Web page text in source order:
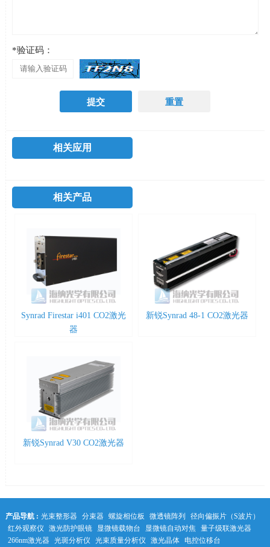
*验证码：
相关应用
相关产品
Synrad Firestar i401 CO2激光
器
新锐Synrad 48-1 CO2激光器
新锐Synrad V30 CO2激光器
产品导航 : 光束整形器 分束器 螺旋相位板 微透镜阵列
径向偏振片（S波片）
红外观察仪
激光防护眼镜 显微镜载物台 显微镜自动对焦 量子级联激光器
266nm激光器 光斑分析仪 光束质量分析仪 激光晶体 电控位移台